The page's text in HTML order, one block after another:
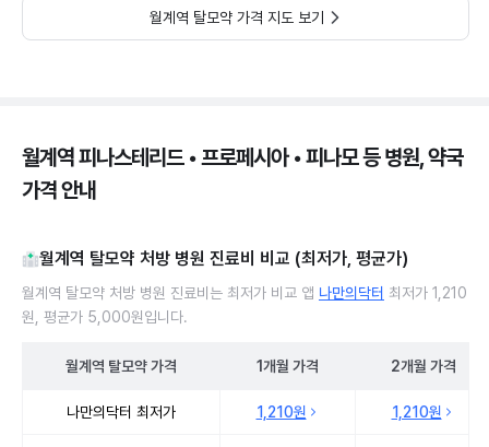
월계역 탈모약 가격 지도 보기
월계역 피나스테리드 • 프로페시아 • 피나모 등 병원, 약국
가격 안내
월계역 탈모약 처방 병원 진료비 비교 (최저가, 평균가)
월계역 탈모약 처방 병원 진료비는 최저가 비교 앱 나만의닥터 최저가 1,210
원, 평균가 5,000원입니다.
월계역 탈모약가격 1개월 가격 2개월 가격
나만의닥터 최저가 1,210원 1,210원